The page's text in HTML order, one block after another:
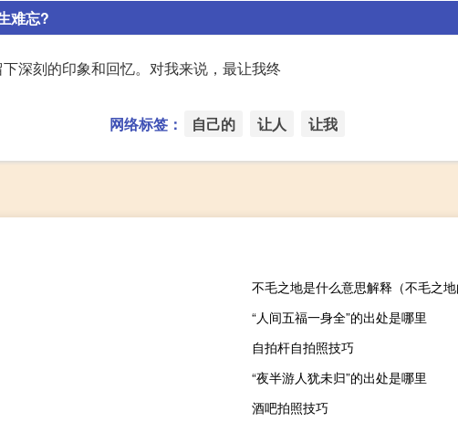
难忘?
深刻的印象和回忆。对我来说，最让我终
网络标签： 自己的 让人 让我
“人间五福一身全”的出处是哪里
自拍杆自拍照技巧
“夜半游人犹未归”的出处是哪里
酒吧拍照技巧